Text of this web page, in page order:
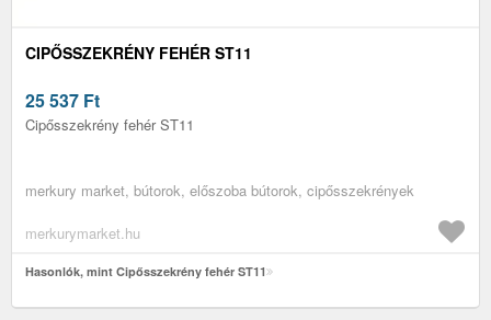
CIPŐSSZEKRÉNY FEHÉR ST11
25 537 Ft
Cipősszekrény fehér ST11
merkury market, bútorok, előszoba bútorok, cipősszekrények
merkurymarket.hu
Hasonlók, mint Cipősszekrény fehér ST11